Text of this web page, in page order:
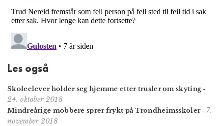
Les også
Skoleelever holder seg hjemme etter trusler om skyting -
24. oktober 2018
Mindreårige mobbere sprer frykt på Trondheimsskoler- 7.
november 2018